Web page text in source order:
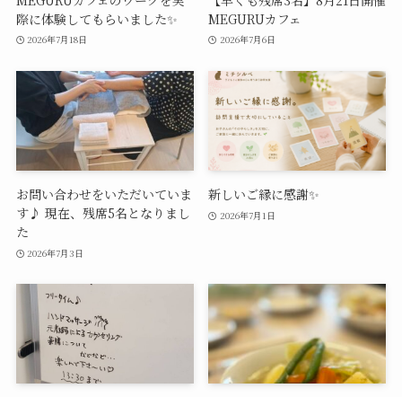
際に体験してもらいました✨
2026年7月18日
MEGURUカフェ
2026年7月6日
お問い合わせをいただいていま
す♪ 現在、残席5名となりまし
た
2026年7月3日
新しいご縁に感謝✨
2026年7月1日